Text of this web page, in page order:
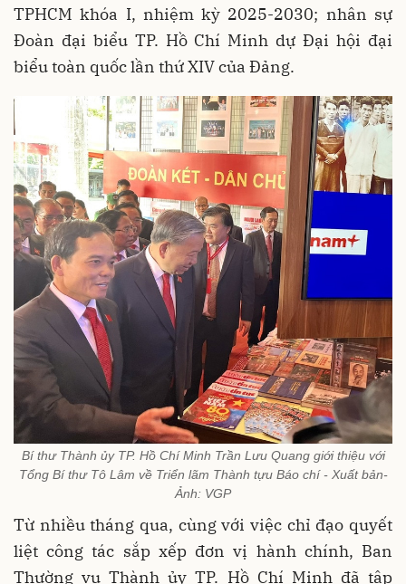
TPHCM khóa I, nhiệm kỳ 2025-2030; nhân sự
Đoàn đại biểu TP. Hồ Chí Minh dự Đại hội đại
biểu toàn quốc lần thứ XIV của Đảng.
Bí thư Thành ủy TP. Hồ Chí Minh Trần Lưu Quang giới thiệu với
Tổng Bí thư Tô Lâm về Triển lãm Thành tựu Báo chí - Xuất bản-
Ảnh: VGP
Từ nhiều tháng qua, cùng với việc chỉ đạo quyết
liệt công tác sắp xếp đơn vị hành chính, Ban
Thường vụ Thành ủy TP. Hồ Chí Minh đã tập